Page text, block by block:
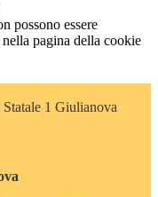
possono essere
pagina della cookie
1 Giulianova